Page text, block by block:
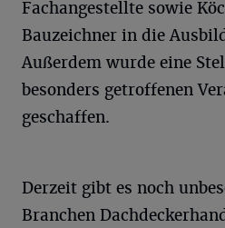
Fachangestellte sowie
Bauzeichner in die
Außerdem wurde eine
besonders getroffenen
geschaffen.
Derzeit gibt es noch
Branchen